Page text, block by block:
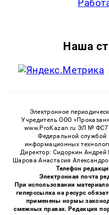
Наша
Электронное
Учредитель ООО
www.ProKazan.ru ЭЛ №
Федеральной службой
информационных
Директор: Сидоркин Андрей
Шарова Анастасия
Телефон
Электронная почта
При использовании
гиперссылка на ресурс
применены нормы
смежных правах. Редакция